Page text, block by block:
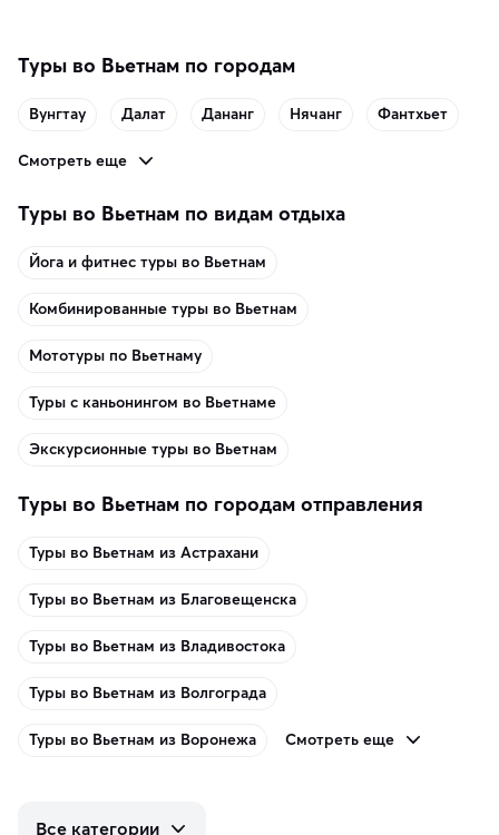
Туры во Вьетнам по городам
Вунгтау Далат Дананг Нячанг Фантхьет
Смотреть еще
Туры во Вьетнам по видам отдыха
Йога и фитнес туры во Вьетнам
Комбинированные туры во Вьетнам
Мототуры по Вьетнаму
Туры с каньонингом во Вьетнаме
Экскурсионные туры во Вьетнам
Туры во Вьетнам по городам отправления
Туры во Вьетнам из Астрахани
Туры во Вьетнам из Благовещенска
Туры во Вьетнам из Владивостока
Туры во Вьетнам из Волгограда
Туры во Вьетнам из Воронежа Смотреть еще
Все категории